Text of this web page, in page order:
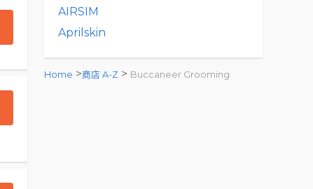
AIRSIM
Aprilskin
Home >商店 A-Z > Buccaneer Grooming